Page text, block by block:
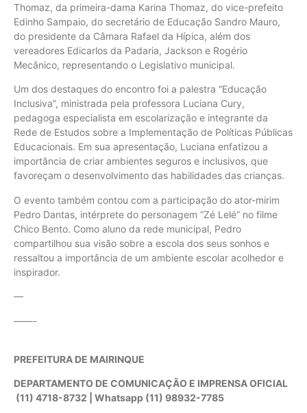
Thomaz, da primeira-dama Karina Thomaz, do vice-prefeito
Edinho Sampaio, do secretário de Educação Sandro Mauro,
do presidente da Câmara Rafael da Hípica, além dos
vereadores Edicarlos da Padaria, Jackson e Rogério
Mecânico, representando o Legislativo municipal.
Um dos destaques do encontro foi a palestra “Educação
Inclusiva”, ministrada pela professora Luciana Cury,
pedagoga especialista em escolarização e integrante da
Rede de Estudos sobre a Implementação de Políticas Públicas
Educacionais. Em sua apresentação, Luciana enfatizou a
importância de criar ambientes seguros e inclusivos, que
favoreçam o desenvolvimento das habilidades das crianças.
O evento também contou com a participação do ator-mirim
Pedro Dantas, intérprete do personagem “Zé Lelé” no filme
Chico Bento. Como aluno da rede municipal, Pedro
compartilhou sua visão sobre a escola dos seus sonhos e
ressaltou a importância de um ambiente escolar acolhedor e
inspirador.
—
——-
PREFEITURA DE MAIRINQUE
DEPARTAMENTO DE COMUNICAÇÃO E IMPRENSA OFICIAL
(11) 4718-8732 | Whatsapp (11) 98932-7785